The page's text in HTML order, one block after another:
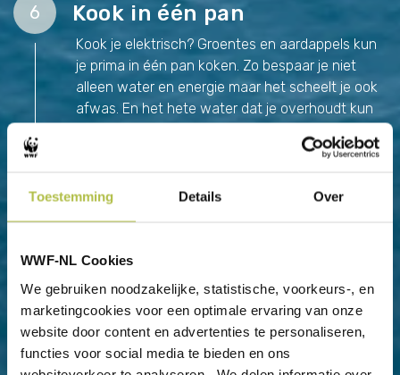
Toestemming Details Over
WWF-NL Cookies
We gebruiken noodzakelijke, statistische, voorkeurs-, en
marketingcookies voor een optimale ervaring van onze
website door content en advertenties te personaliseren,
functies voor social media te bieden en ons
6 Kook in één pan
Kook je elektrisch? Groentes en aardappels kun
je prima in één pan koken. Zo bespaar je niet
alleen water en energie maar het scheelt je ook
afwas. En het hete water dat je overhoudt kun
7 Vul de wasmachine
gaat een nieuwe uitzoeken, koop dan een grote
trommel, de capaciteit van de trommels verschilt
tussen de 5 en 12 kilo. En let op het zuinigste
energielabel, daarmee kun je op jaarbasis flink